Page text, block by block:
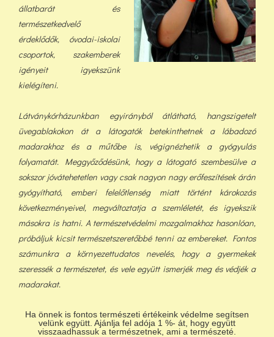
állatbarát és
természetkedvelő
érdeklődők, óvodai-iskolai
csoportok, szakemberek
igényeit igyekszünk
kielégíteni.
Látványkórházunkban egyirányból átlátható, hangszigetelt
üvegablakokon át a látogatók betekinthetnek a lábadozó
madarakhoz és a műtőbe is, végignézhetik a gyógyulás
folyamatát. Meggyőződésünk, hogy a látogató szembesülve a
sokszor jóvátehetetlen vagy csak nagyon nagy erőfeszítések árán
gyógyítható, emberi felelőtlenség miatt történt károkozás
következményeivel, megváltoztatja a szemléletét, és igyekszik
másokra is hatni. A természetvédelmi mozgalmakhoz hasonlóan,
próbáljuk kicsit természetszeretőbbé tenni az embereket. Fontos
számunkra a környezettudatos nevelés, hogy a gyermekek
szeressék a természetet, és vele együtt ismerjék meg és védjék a
madarakat.
Ha önnek is fontos természeti értékeink védelme segítsen
velünk együtt. Ajánlja fel adója 1 %- át, hogy együtt
visszaadhassuk a természetnek, ami a természeté.